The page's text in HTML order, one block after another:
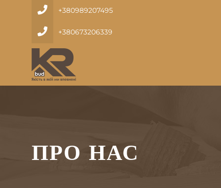
+380989207495
+380673206339
ПРО НАС